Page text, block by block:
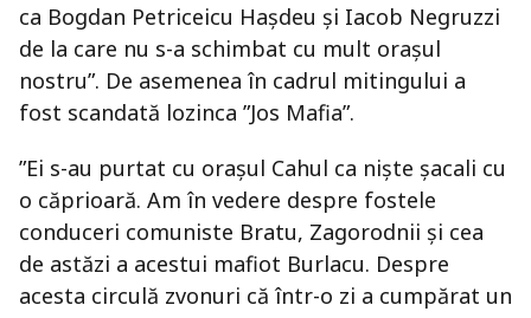
ca Bogdan Petriceicu Hașdeu și Iacob Negruzzi
de la care nu s-a schimbat cu mult orașul
nostru”. De asemenea în cadrul mitingului a
fost scandată lozinca ”Jos Mafia”.
”Ei s-au purtat cu orașul Cahul ca niște șacali cu
o căprioară. Am în vedere despre fostele
conduceri comuniste Bratu, Zagorodnii și cea
de astăzi a acestui mafiot Burlacu. Despre
acesta circulă zvonuri că într-o zi a cumpărat un